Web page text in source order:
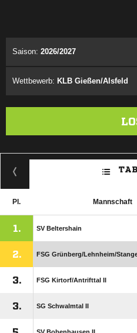
Saison: 2026/2027
Wettbewerb: KLB Gießen/Alsfeld
Pl. Mannschaft
1. SV Beltershain
2. FSG Grünberg/​Lehnheim/​
3. FSG Kirtorf/​Antrifttal II
3. SG Schwalmtal II